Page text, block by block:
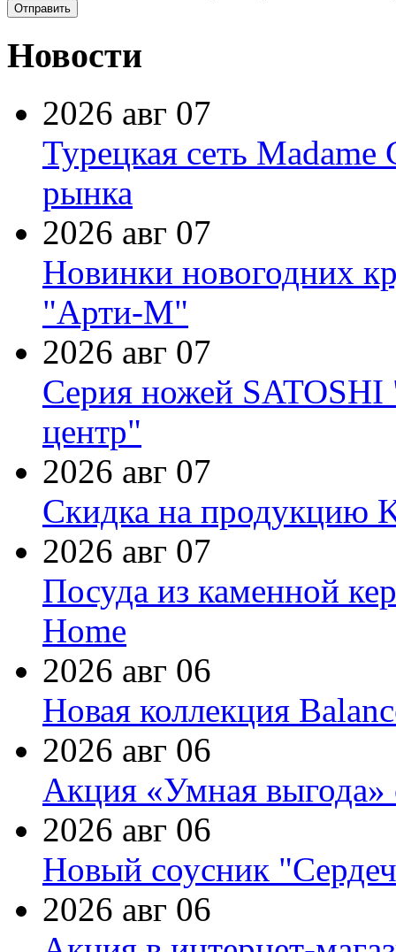
Новости
2026 авг 07
Турецкая сеть Madame
рынка
2026 авг 07
Новинки новогодних
"Арти-М"
2026 авг 07
Серия ножей
центр"
2026 авг 07
Скидка на продукцию
2026 авг 07
Посуда из каменной
Home
2026 авг 06
Новая коллекция
2026 авг 06
Акция «Умная выгода»
2026 авг 06
Новый соусник
2026 авг 06